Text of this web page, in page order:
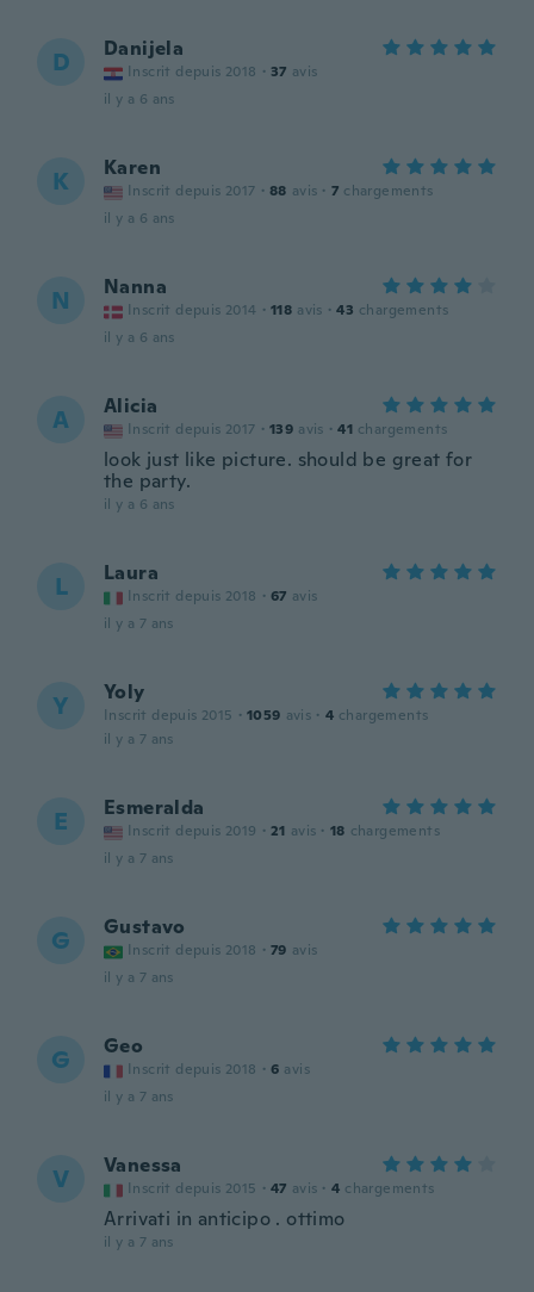
D Danijela
Inscrit depuis 2018 · 37 avis
il y a 6 ans
K Karen
Inscrit depuis 2017 · 88 avis · 7 chargements
il y a 6 ans
N Nanna
Inscrit depuis 2014 · 118 avis · 43 chargements
il y a 6 ans
A Alicia
Inscrit depuis 2017 · 139 avis · 41 chargements
look just like picture. should be great for
the party.
il y a 6 ans
L Laura
Inscrit depuis 2018 · 67 avis
il y a 7 ans
Y Yoly
Inscrit depuis 2015 · 1059 avis · 4 chargements
il y a 7 ans
E Esmeralda
Inscrit depuis 2019 · 21 avis · 18 chargements
il y a 7 ans
G Gustavo
Inscrit depuis 2018 · 79 avis
il y a 7 ans
G Geo
Inscrit depuis 2018 · 6 avis
il y a 7 ans
V Vanessa
Inscrit depuis 2015 · 47 avis · 4 chargements
Arrivati in anticipo . ottimo
il y a 7 ans